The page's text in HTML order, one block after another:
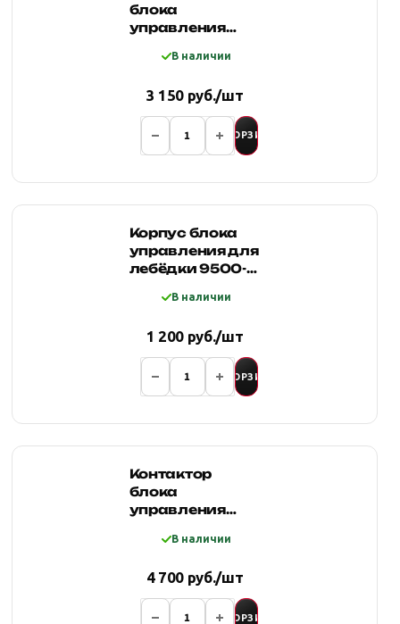
блока
управления
В наличии
3 150 руб./шт
В КОРЗИНУ
Корпус блока
управления для
лебёдки 9500-
пластикВ наличии
1 200 руб./шт
В КОРЗИНУ
Контактор
блока
управления
(400A, 12V)
В наличии
4 700 руб./шт
В КОРЗИНУ